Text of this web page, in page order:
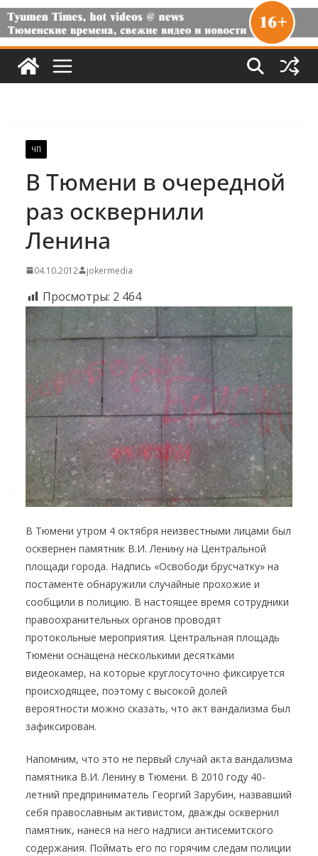
ЧП
В Тюмени в очередной
раз осквернили
Ленина
04.10.2012 jokermedia
Просмотры: 2 464
В Тюмени утром 4 октября неизвестными лицами был
осквернен памятник В.И. Ленину на Центральной
площади города. Надпись «Освободи брусчатку» на
постаменте обнаружили случайные прохожие и
сообщили в полицию. В настоящее время сотрудники
правоохранительных органов проводят
протокольные мероприятия. Центральная площадь
Тюмени оснащена несколькими десятками
видеокамер, на которые круглосуточно фиксируется
происходящее, поэтому с высокой долей
вероятности можно сказать, что акт вандализма был
зафиксирован.
Напомним, что это не первый случай акта вандализма
памятника В.И. Ленину в Тюмени. В 2010 году 40-
летний предприниматель Георгий Зарубин, назвавший
себя православным активистом, дважды осквернил
памятник, нанеся на него надписи антисемитского
содержания. Поймать его по горячим следам полиции